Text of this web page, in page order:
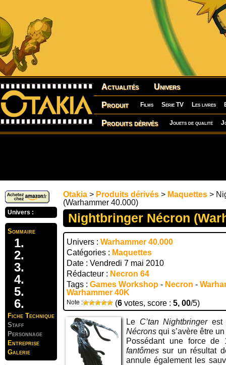
Actualités Univers
Produit Films Série TV Les livres
Produits dérivés Jouets de qualité
Univers :
Sommaire
Fiche Technique
Staff
Personnage
Entreprise
Galerie
Otakia > Produits dérivés > Maquettes >
(Warhammer 40.000)
Nightbringer Nécron
Univers : Warhammer 40.000
Catégories : Maquettes
Date : Vendredi 7 mai 2010
Rédacteur : Necron 64
Tags : Games Workshop - Necron -
Warhammer 40K
Note : (6 votes, score : 5, 00/5)
Le C’tan Nightbringerest
Nécrons qui s’avère être
Possédant une force
fantômes sur un résultat
annule également les